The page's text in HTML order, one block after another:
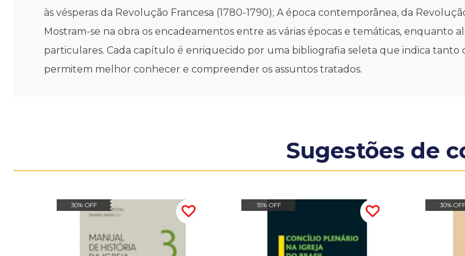
às vésperas da Revolução Francesa (1780-1790); A época contemporânea, da
Mostram-se na obra os encadeamentos entre as várias épocas e temáticas, enquanto
particulares. Cada capítulo é enriquecido por uma bibliografia seleta que indica tanto
permitem melhor conhecer e compreender os assuntos tratados.
Sugestões de
30% OFF 15% OFF 30% OFF